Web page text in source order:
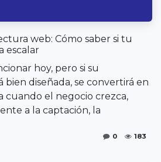
web: Cómo saber si tu
escalar
hoy, pero si su
diseñada, se convertirá en
el negocio crezca,
a la captación, la
0 183